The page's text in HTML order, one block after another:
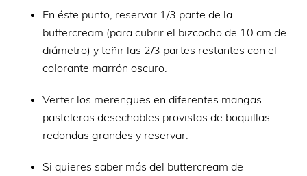
En éste punto, reservar 1/3 parte de la
buttercream (para cubrir el bizcocho de 10 cm de
diámetro) y teñir las 2/3 partes restantes con el
colorante marrón oscuro.
Verter los merengues en diferentes mangas
pasteleras desechables provistas de boquillas
redondas grandes y reservar.
Si quieres saber más del buttercream de